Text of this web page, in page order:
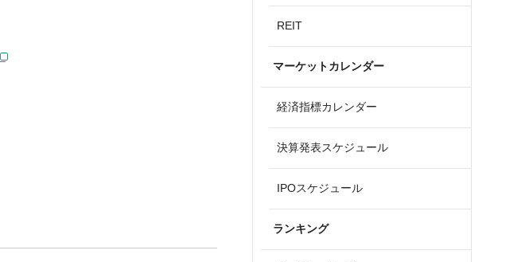
REIT
マーケットカレンダー
経済指標カレンダー
決算発表スケジュール
IPOスケジュール
ランキング